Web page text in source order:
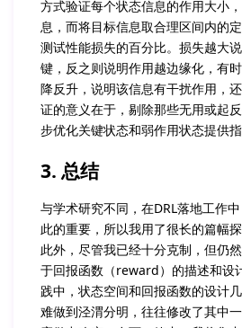
方式验证每个状态信息的作用大小
息，而将目标信息取合理区间内的
测试性能损失的百分比。损失越大
键，反之则说明作用越边缘化，有
降反升，说明该信息有干扰作用，
证的意义在于，剔除那些无用或起
步优化关键状态和弱作用状态提供指
3. 总结
与学术研究不同，在DRL落地工作
此的重要，所以我用了很长的篇幅
此外，尽管我已经十分克制，但仍
于回报函数（reward）的描述和设
践中，状态空间和回报函数的设计
难做到泾渭分明，往往修改了其中